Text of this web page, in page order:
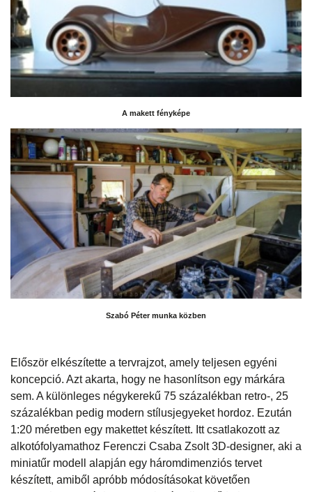
A makett fényképe
Szabó Péter munka közben
Először elkészítette a tervrajzot, amely teljesen egyéni
koncepció. Azt akarta, hogy ne hasonlítson egy márkára
sem. A különleges négykerekű 75 százalékban retro-, 25
százalékban pedig modern stílusjegyeket hordoz. Ezután
1:20 méretben egy makettet készített. Itt csatlakozott az
alkotófolyamathoz Ferenczi Csaba Zsolt 3D-designer, aki a
miniatűr modell alapján egy háromdimenziós tervet
készített, amiből apróbb módosításokat követően